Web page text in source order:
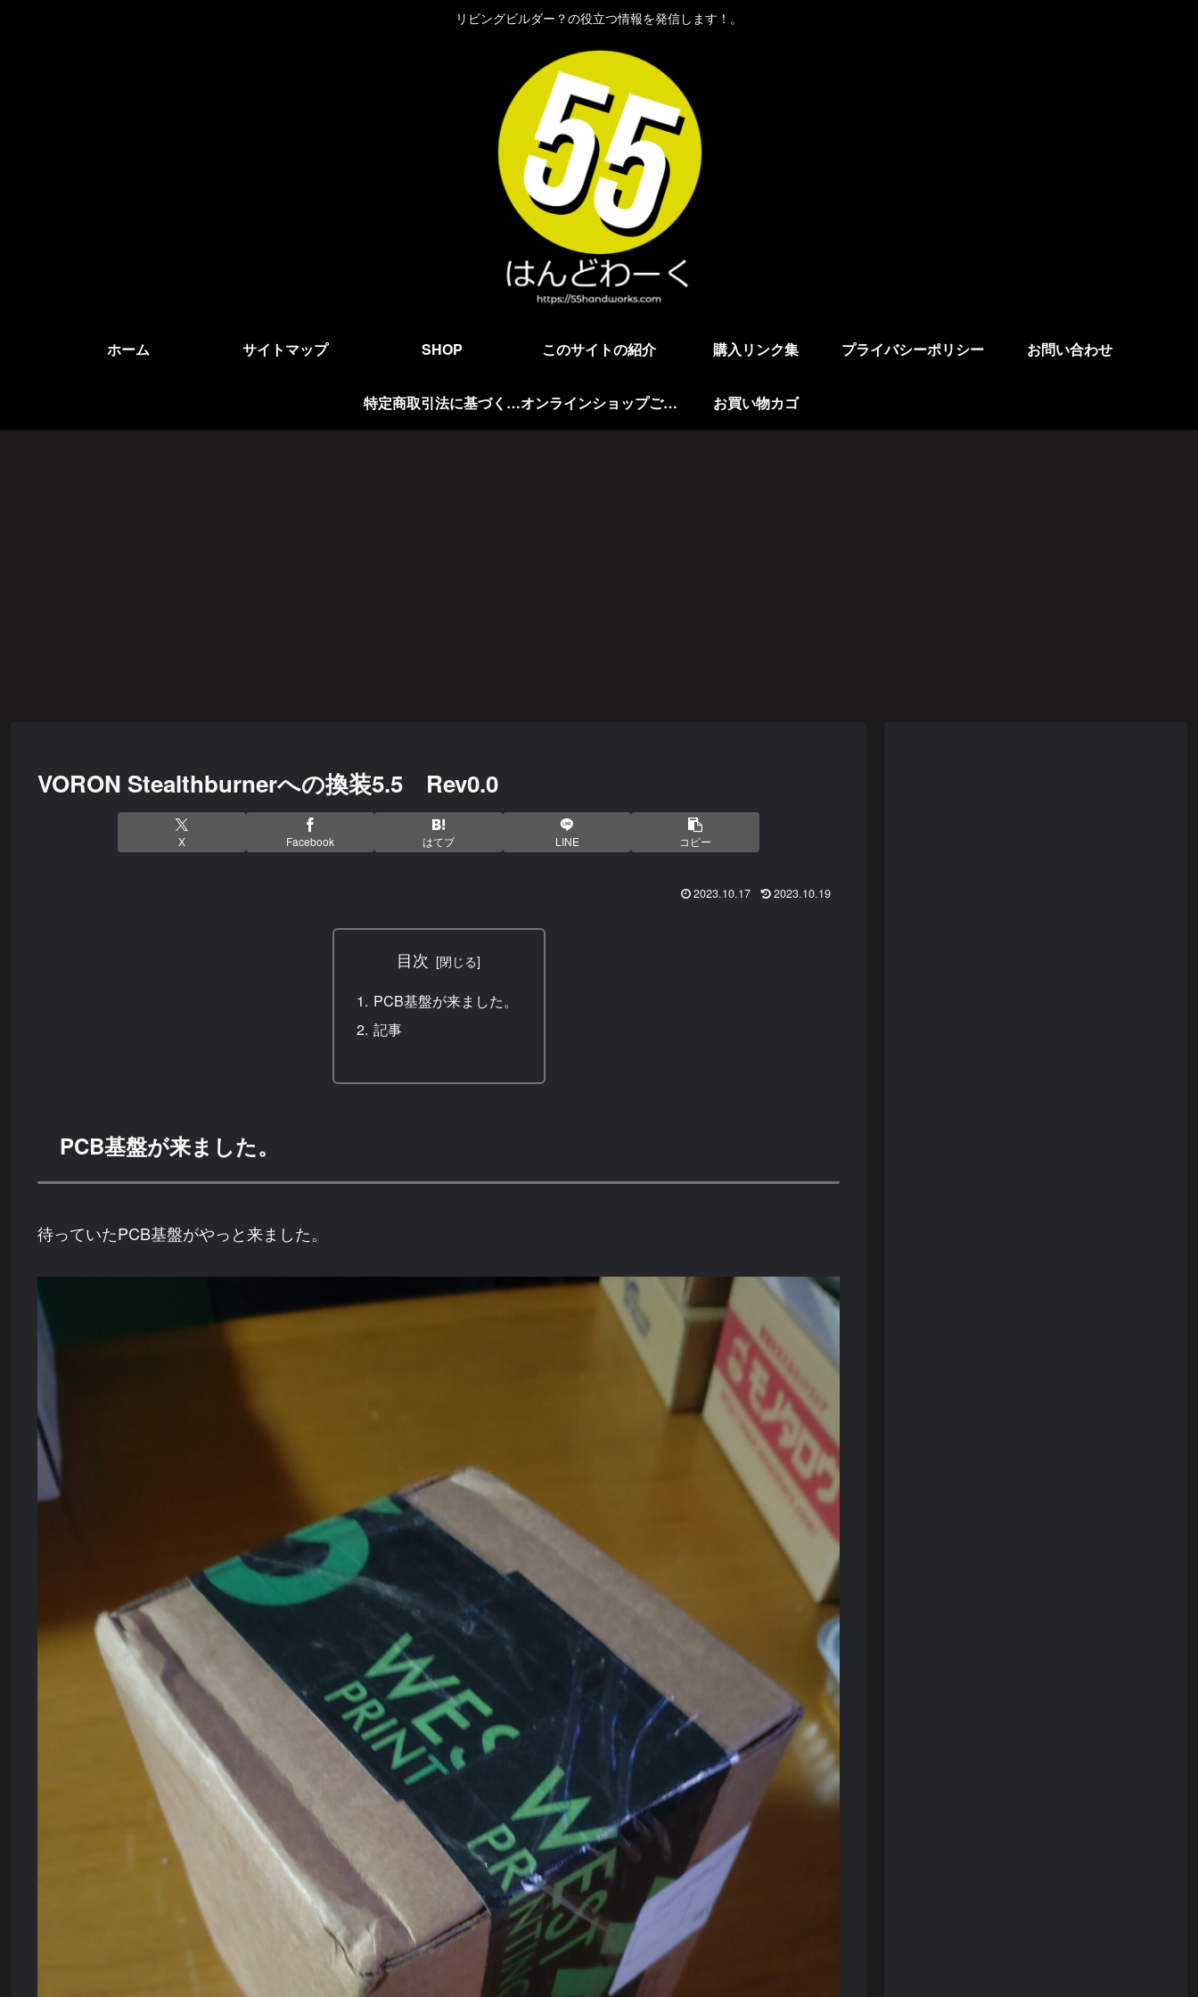
リビングビルダー？の役立つ情報を発信します！。
ホーム サイトマップ SHOP このサイトの紹介 購入リンク集 プライバシーポリシー お問い合わせ
特定商取引法に基づく表記 オンラインショップご利用規約 お買い物カゴ
VORON Stealthburnerへの換装5.5 Rev0.0
X Facebook はてブ LINE コピー
2023.10.17 2023.10.19
目次
PCB基盤が来ました。
記事
PCB基盤が来ました。
待っていたPCB基盤がやっと来ました。